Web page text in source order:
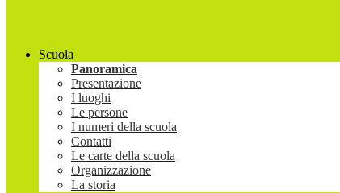
Scuola
Panoramica
Presentazione
I luoghi
Le persone
I numeri della scuola
Contatti
Le carte della scuola
Organizzazione
La storia